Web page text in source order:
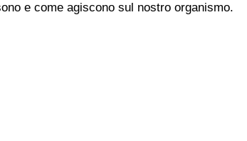
e come agiscono sul nostro organismo.